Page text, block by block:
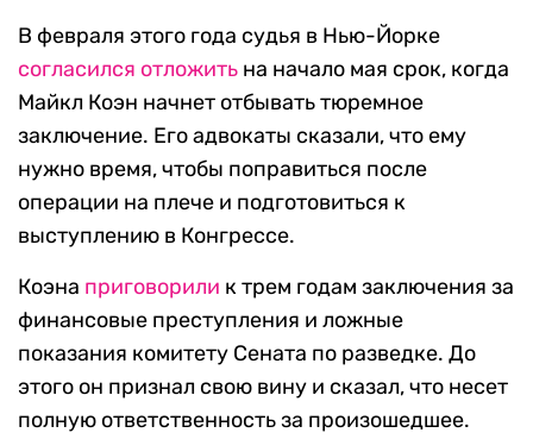
В февраля этого года судья в Нью-Йорке
согласился отложить на начало мая срок, когда
Майкл Коэн начнет отбывать тюремное
заключение. Его адвокаты сказали, что ему
нужно время, чтобы поправиться после
операции на плече и подготовиться к
выступлению в Конгрессе.
Коэна приговорили к трем годам заключения за
финансовые преступления и ложные
показания комитету Сената по разведке. До
этого он признал свою вину и сказал, что несет
полную ответственность за произошедшее.